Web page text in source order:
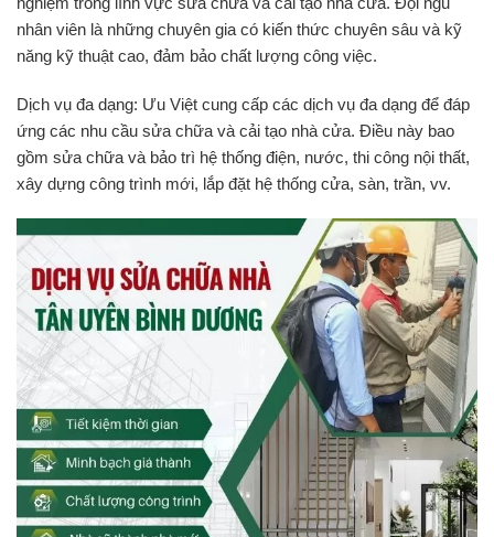
nhân viên là những chuyên gia có kiến thức chuyên sâu và kỹ
năng kỹ thuật cao, đảm bảo chất lượng công việc.
Dịch vụ đa dạng: Ưu Việt cung cấp các dịch vụ đa dạng để đáp
ứng các nhu cầu sửa chữa và cải tạo nhà cửa. Điều này bao
gồm sửa chữa và bảo trì hệ thống điện, nước, thi công nội thất,
xây dựng công trình mới, lắp đặt hệ thống cửa, sàn, trần, vv.